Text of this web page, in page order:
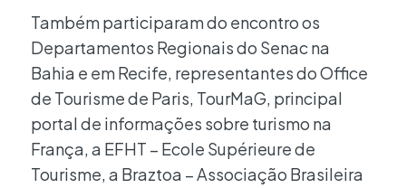
Também participaram do encontro os
Departamentos Regionais do Senac na
Bahia e em Recife, representantes do Office
de Tourisme de Paris, TourMaG, principal
portal de informações sobre turismo na
França, a EFHT – Ecole Supérieure de
Tourisme, a Braztoa – Associação Brasileira